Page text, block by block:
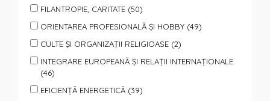
FILANTROPIE, CARITATE (50)
ORIENTAREA PROFESIONALĂ ȘI HOBBY (49)
CULTE ŞI ORGANIZAŢII RELIGIOASE (2)
INTEGRARE EUROPEANĂ ȘI RELAȚII INTERNAȚIONALE
(46)
EFICIENȚĂ ENERGETICĂ (39)